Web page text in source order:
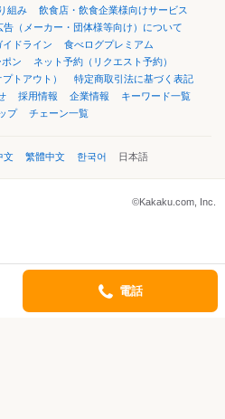
組み
飲食店・飲食企業様向けサービス
告（メーカー・団体様等向け）について
イドライン
食べログプレミアム
ン
ネット予約（リクエスト予約）
トアウト）
特定商取引法に基づく表記
採用情報 企業情報
キーワード一覧
プ
チェーン一覧
文 繁體中文 한국어 日本語
©Kakaku.com, Inc.
電話